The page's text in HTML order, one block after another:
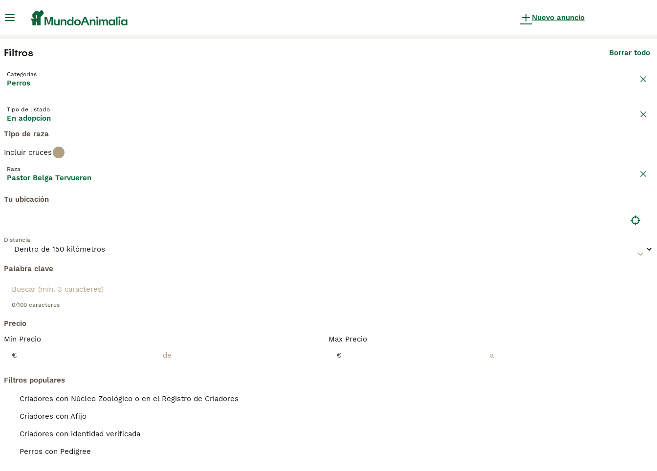
Nuevo anuncio
Filtros Borrar todo
Categorías
Perros
Tipo de listado
En adopcion
Tipo de raza
Incluir cruces
Raza
Pastor Belga Tervueren
Tu ubicación
Distancia
Palabra clave
0/100 caracteres
Precio
Min Precio
€
Max Precio
€
Filtros populares
Criadores con Núcleo Zoológico o en el Registro de Criadores
Criadores con Afijo
Criadores con identidad verificada
Perros con Pedigree